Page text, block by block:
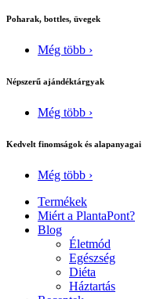
Poharak, bottles, üvegek
Még több ›
Népszerű ajándéktárgyak
Még több ›
Kedvelt finomságok és alapanyagai
Még több ›
Termékek
Miért a PlantaPont?
Blog
Életmód
Egészség
Diéta
Háztartás